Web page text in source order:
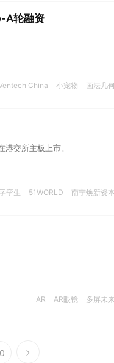
A轮融资
China 小宠物 画法几何
交所主板上市。
孪生 51WORLD 南宁焕新资本
AR AR眼镜 多屏未来